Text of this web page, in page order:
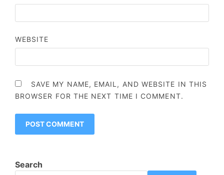
WEBSITE
SAVE MY NAME, EMAIL, AND WEBSITE IN THIS
BROWSER FOR THE NEXT TIME I COMMENT.
Search